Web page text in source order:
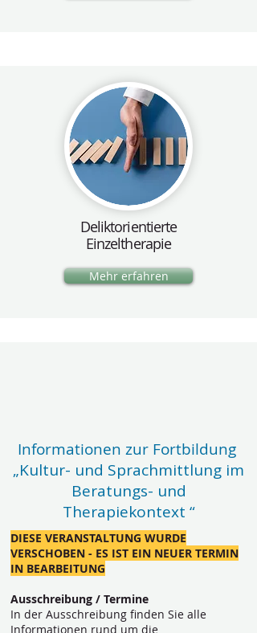
Deliktorientierte
Einzeltherapie
Mehr erfahren
Informationen zur Fortbildung
„Kultur- und Sprachmittlung im
Beratungs- und
Therapiekontext “
DIESE VERANSTALTUNG WURDE
VERSCHOBEN - ES IST EIN NEUER TERMIN
IN BEARBEITUNG
Ausschreibung / Termine
In der Ausschreibung finden Sie alle
Informationen rund um die